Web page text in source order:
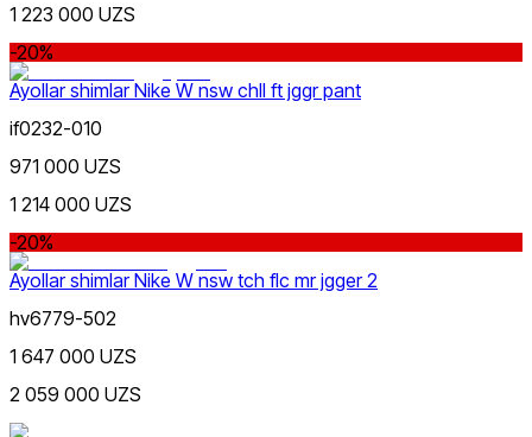
Oq
Kulrang
1 223 000 UZS
-20%
Ayollar shimlar Nike W nsw chll ft jggr pant
if0232-010
971 000 UZS
1 214 000 UZS
-20%
Ayollar shimlar Nike W nsw tch flc mr jgger 2
hv6779-502
1 647 000 UZS
2 059 000 UZS